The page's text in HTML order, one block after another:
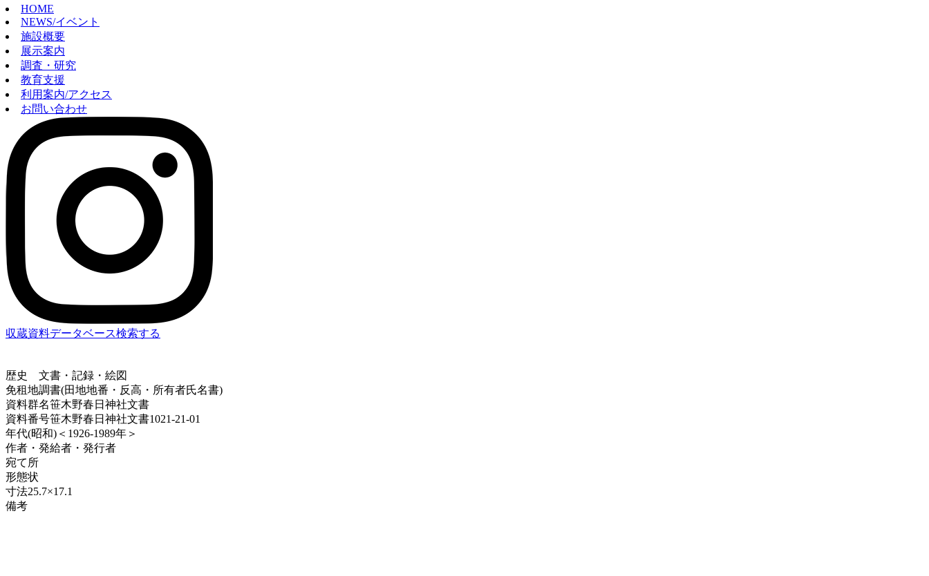
HOME
NEWS/イベント
施設概要
展示案内
調査・研究
教育支援
利用案内/アクセス
お問い合わせ
収蔵資料データベース検索する
歴史
文書・記録・絵図
免租地調書(田地地番・反高・所有者氏名書)
資料群名笹木野春日神社文書
資料番号笹木野春日神社文書1021-21-01
年代(昭和)＜1926-1989年＞
作者・発給者・発行者
宛て所
形態状
寸法25.7×17.1
備考